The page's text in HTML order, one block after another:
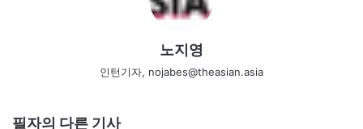
노지영
인턴기자, nojabes@theasian.asia
필자의 다른 기사